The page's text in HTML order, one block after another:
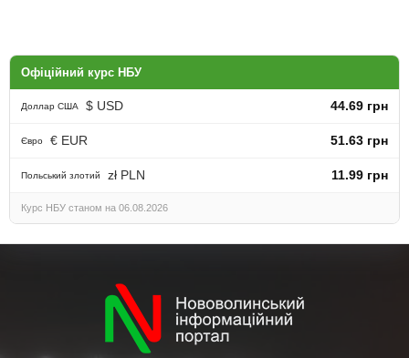
Офіційний курс НБУ
Доллар США $ USD 44.69 грн
Євро € EUR 51.63 грн
Польський злотий zł PLN 11.99 грн
Курс НБУ станом на 06.08.2026